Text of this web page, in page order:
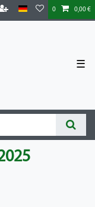
0 0,00 €
☰